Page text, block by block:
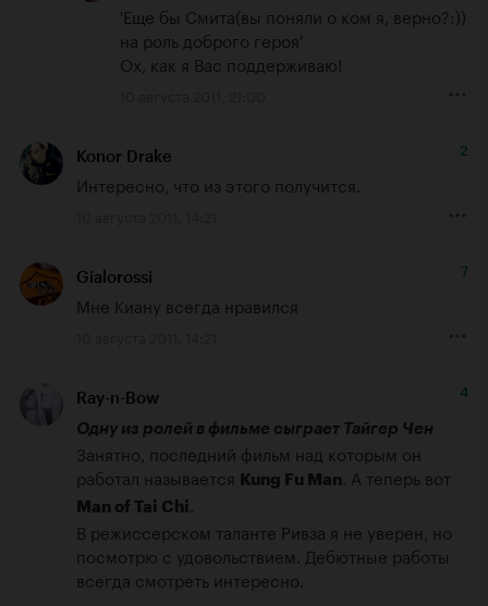
'Еще бы Смита(вы поняли о ком я, верно?:))
на роль доброго героя'
Ох, как я Вас поддерживаю!
Konor Drake 2
Интересно, что из этого получится.
Gialorossi 7
Мне Киану всегда нравился
Ray-n-Bow 4
Одну из ролей в фильме сыграет Тайгер Чен
Занятно, последний фильм над которым он
работал называется Kung Fu Man
Man of Tai Chi .
В режиссерском таланте Ривза я не уверен, но
посмотрю с удовольствием. Дебютные работы
всегда смотреть интересно.